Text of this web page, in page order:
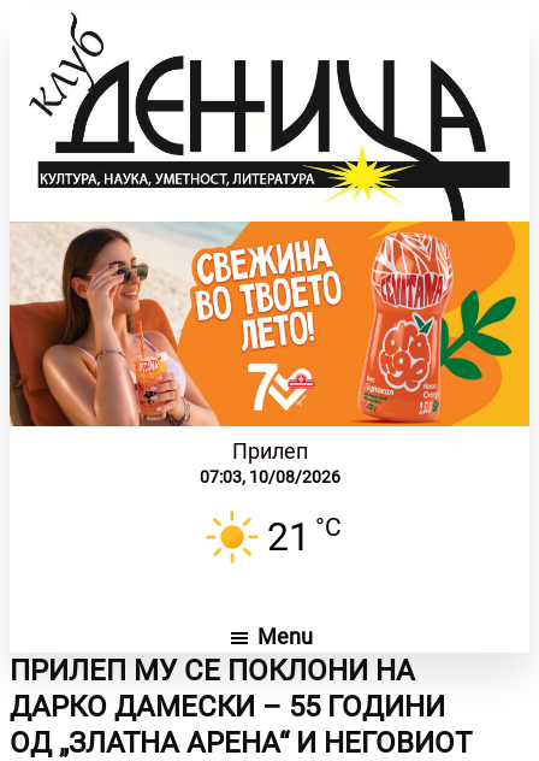
Прилеп
07:03, 10/08/2026
21 °C
Menu
ПРИЛЕП МУ СЕ ПОКЛОНИ НА
ДАРКО ДАМЕСКИ – 55 ГОДИНИ
ОД „ЗЛАТНА АРЕНА“ И НЕГОВИОТ